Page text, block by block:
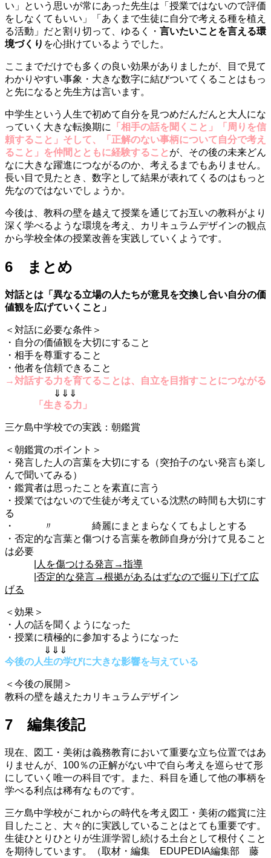
い」という思いが常にあった先生は「授業ではないので評価
をしなくてもいい」「あくまで生徒に自分で考える種を植え
る活動」だと割り切って、ゆるく・ 言いたいことを言える環
境づくり を心掛けているようでした。
ここまでだけでも多くの良い効果がありましたが、目で見て
わかりやすい事象・大きな数字に結びついてくることはもっ
と先になると先生方は言います。
中学生という人生で初めて自分を見つめだんだんと大人にな
っていく大きな転換期に
「相手の話を聞くこと」「周りを信
頼すること」そして、「正解のない事柄について自分で考え
ること」を仲間とともに経験すること が、その後の未来どん
なに大きな躍進につながるのか、考えるまでもありません。
長い目で見たとき、数字として結果が表れてくるのはもっと
先なのではないでしょうか。
今後は、教科の壁を越えて授業を通じてお互いの教科がより
深く学べるような環境を考え、カリキュラムデザインの観点
から学校全体の授業改善を実践していくようです。
6 まとめ
対話とは「異なる立場の人たちが意見を交換し合い自分の価
値観を広げていくこと」
＜対話に必要な条件＞
・自分の価値観を大切にすること
・相手を尊重すること
・他者を信頼できること
→対話する力を育てることは、自立を目指すことにつながる
⇓⇓⇓
「生きる力」
三ケ島中学校での実践：朝鑑賞
＜朝鑑賞のポイント＞
・発言した人の言葉を大切にする（突拍子のない発言も楽し
んで聞いてみる）
・鑑賞者は思ったことを素直に言う
・授業ではないので生徒が考えている沈黙の時間も大切にす
る
・ 〃 綺麗にまとまらなくてもよしとする
・否定的な言葉と傷つける言葉を教師自身が分けて見ること
は必要
人を傷つける発言→指導
否定的な発言→根拠があるはずなので掘り下げて広
げる
＜効果＞
・人の話を聞くようになった
・授業に積極的に参加するようになった
⇓⇓⇓
今後の人生の学びに大きな影響を与えている
＜今後の展開＞
教科の壁を越えたカリキュラムデザイン
7 編集後記
現在、図工・美術は義務教育において重要な立ち位置ではあ
りませんが、100％の正解がない中で自ら考えを巡らせて形
にしていく唯一の科目です。また、科目を通して他の事柄を
学べる利点は稀有なものです。
三ケ島中学校がこれからの時代を考え図工・美術の鑑賞に注
目したこと、大々的に実践していることはとても重要です。
生徒ひとりひとりが生涯学習し続ける土台として根付くこと
を期待しています。（取材・編集 EDUPEDIA編集部 藤